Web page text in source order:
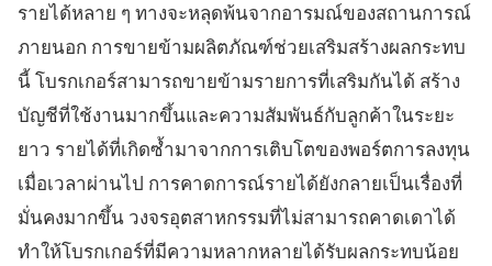
รายได้หลาย ๆ ทางจะหลุดพ้นจากอารมณ์ของสถานการณ์
ภายนอก การขายข้ามผลิตภัณฑ์ช่วยเสริมสร้างผลกระทบ
นี้ โบรกเกอร์สามารถขายข้ามรายการที่เสริมกันได้ สร้าง
บัญชีที่ใช้งานมากขึ้นและความสัมพันธ์กับลูกค้าในระยะ
ยาว รายได้ที่เกิดซ้ำมาจากการเติบโตของพอร์ตการลงทุน
เมื่อเวลาผ่านไป การคาดการณ์รายได้ยังกลายเป็นเรื่องที่
มั่นคงมากขึ้น วงจรอุตสาหกรรมที่ไม่สามารถคาดเดาได้
ทำให้โบรกเกอร์ที่มีความหลากหลายได้รับผลกระทบน้อย